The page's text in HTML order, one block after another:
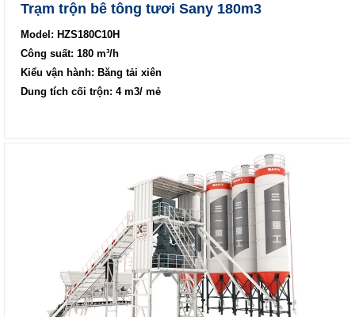
Trạm trộn bê tông tươi Sany 180m3
Model: HZS180C10H
Công suất: 180 m³/h
Kiểu vận hành: Băng tải xiên
Dung tích cối trộn: 4 m3/ mẻ